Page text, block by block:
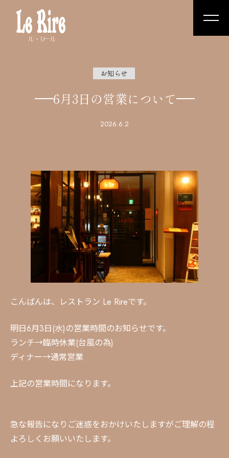
お知らせ
6月3日の営業について
2026.6.2
こんばんは、レストラン Le Rireです。
明日6月3日(水)の営業時間のお知らせです。
ランチ→臨時休業(台風の為)
ディナー→通常営業
上記の営業時間になります。
急な報告になりご迷惑をおかけいたしますがご理解の程
よろしくお願いいたします。